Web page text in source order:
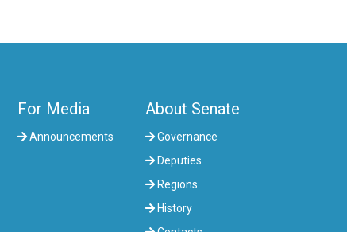
For Media
Announcements
About Senate
Governance
Deputies
Regions
History